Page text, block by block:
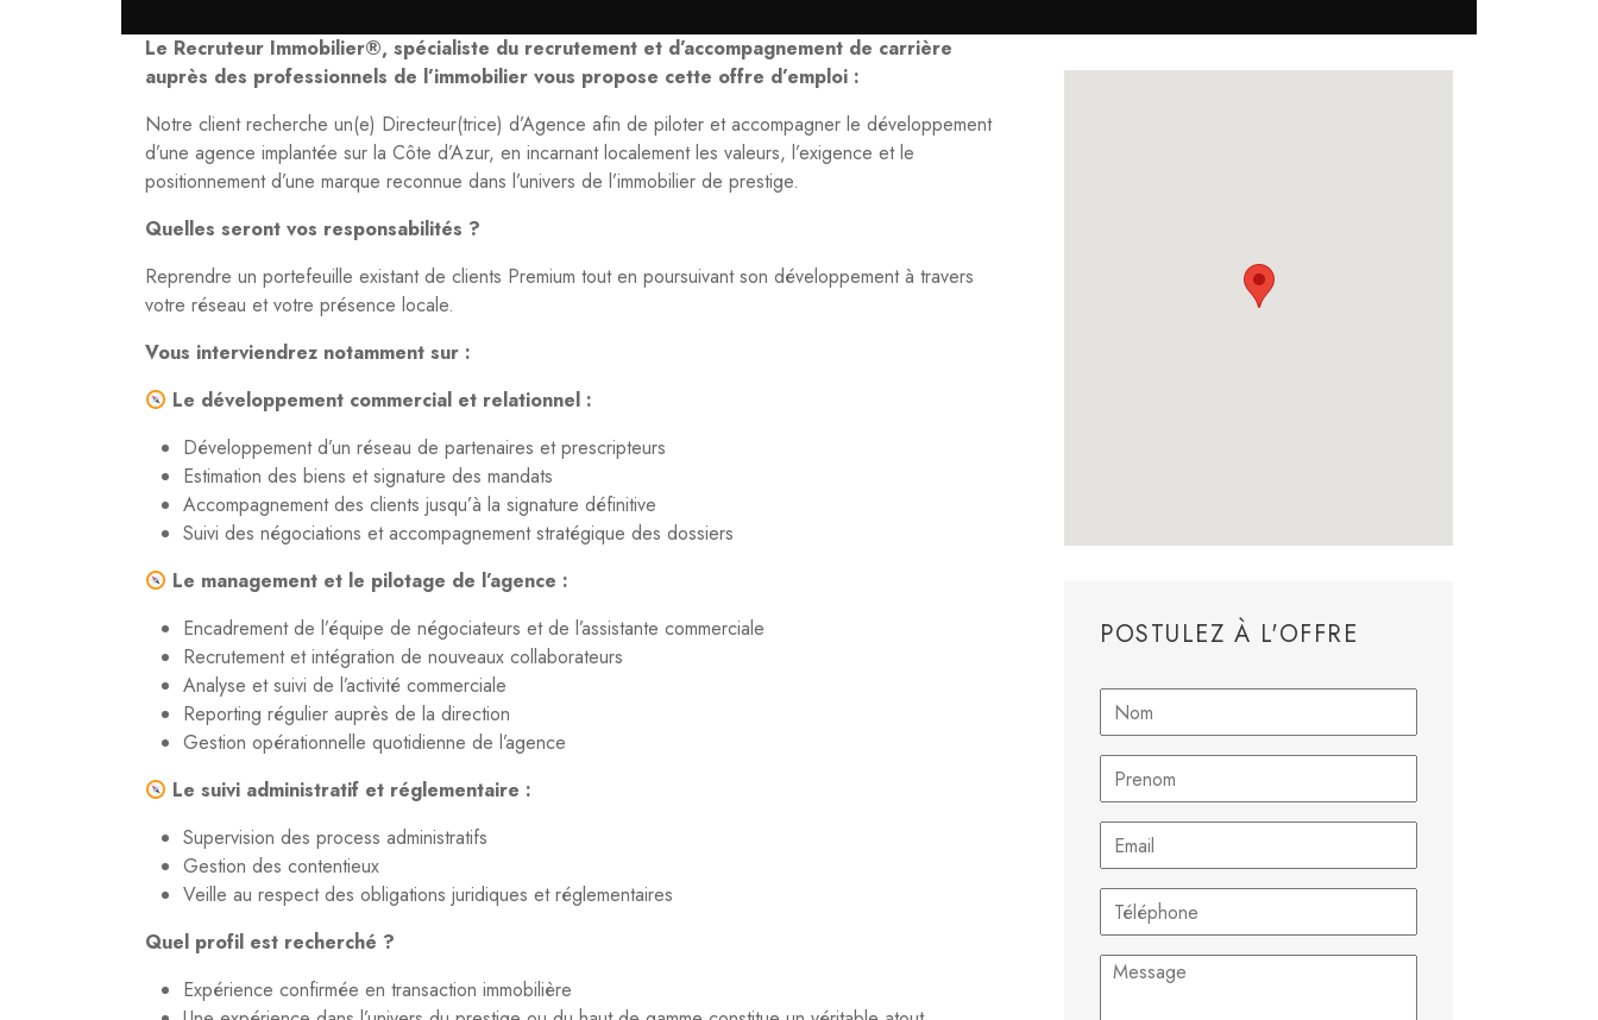
Le Recruteur Immobilier®, spécialiste du recrutement et d’accompagnement de carrière
auprès des professionnels de l’immobilier vous propose cette offre d’emploi :
Notre client recherche un(e) Directeur(trice) d’Agence afin de piloter et accompagner le développement
d’une agence implantée sur la Côte d’Azur, en incarnant localement les valeurs, l’exigence et le
positionnement d’une marque reconnue dans l’univers de l’immobilier de prestige.
Quelles seront vos responsabilités ?
Reprendre un portefeuille existant de clients Premium tout en poursuivant son développement à travers
votre réseau et votre présence locale.
Vous interviendrez notamment sur :
Le développement commercial et relationnel :
Développement d’un réseau de partenaires et prescripteurs
Estimation des biens et signature des mandats
Accompagnement des clients jusqu’à la signature définitive
Suivi des négociations et accompagnement stratégique des dossiers
Le management et le pilotage de l’agence :
Encadrement de l’équipe de négociateurs et de l’assistante commerciale
Recrutement et intégration de nouveaux collaborateurs
Analyse et suivi de l’activité commerciale
Reporting régulier auprès de la direction
Gestion opérationnelle quotidienne de l’agence
Le suivi administratif et réglementaire :
Supervision des process administratifs
Gestion des contentieux
Veille au respect des obligations juridiques et réglementaires
Quel profil est recherché ?
Expérience confirmée en transaction immobilière
POSTULEZ À L'OFFRE